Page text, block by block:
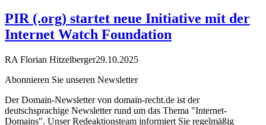
PIR (.org) startet neue Initiative mit der
Internet Watch Foundation
RA Florian Hitzelberger29.10.2025
Abonnieren Sie unseren Newsletter
Der Domain-Newsletter von domain-recht.de ist der
deutschsprachige Newsletter rund um das Thema "Internet-
Domains". Unser Redeaktionsteam informiert Sie regelmäßig